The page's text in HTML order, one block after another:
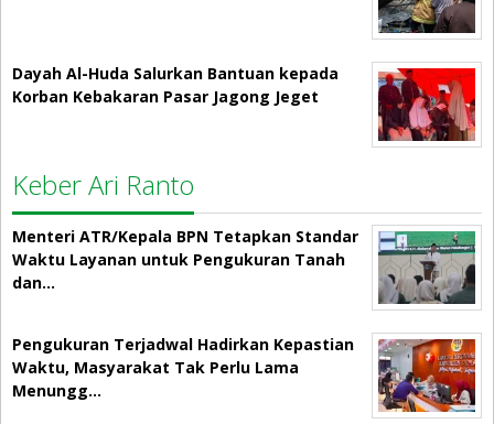
Dayah Al-Huda Salurkan Bantuan kepada
Korban Kebakaran Pasar Jagong Jeget
Keber Ari Ranto
Menteri ATR/Kepala BPN Tetapkan Standar
Waktu Layanan untuk Pengukuran Tanah
dan…
Pengukuran Terjadwal Hadirkan Kepastian
Waktu, Masyarakat Tak Perlu Lama
Menungg…